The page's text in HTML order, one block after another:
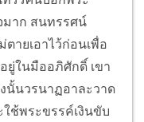
มาก สนทรรศน์
ายเอาไว้ก่อนเพื่อ
ยู่ในมืออภิศักดิ์ เขา
นั้นวรนาฏอาละวาด
ช้พระขรรค์เงินขับ